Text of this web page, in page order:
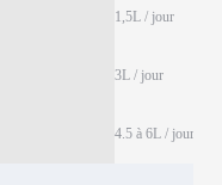
1,5L / jour
3L / jour
4.5 à 6L / jour